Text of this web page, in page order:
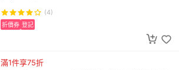
(4)
折價券 登記
滿1件享75折